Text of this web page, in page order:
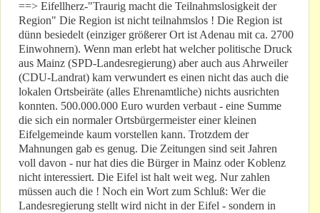
==> Eifellherz-"Traurig macht die Teilnahmslosigkeit der
Region" Die Region ist nicht teilnahmslos ! Die Region ist
dünn besiedelt (einziger größerer Ort ist Adenau mit ca. 2700
Einwohnern). Wenn man erlebt hat welcher politische Druck
aus Mainz (SPD-Landesregierung) aber auch aus Ahrweiler
(CDU-Landrat) kam verwundert es einen nicht das auch die
lokalen Ortsbeiräte (alles Ehrenamtliche) nichts ausrichten
konnten. 500.000.000 Euro wurden verbaut - eine Summe
die sich ein normaler Ortsbürgermeister einer kleinen
Eifelgemeinde kaum vorstellen kann. Trotzdem der
Mahnungen gab es genug. Die Zeitungen sind seit Jahren
voll davon - nur hat dies die Bürger in Mainz oder Koblenz
nicht interessiert. Die Eifel ist halt weit weg. Nur zahlen
müssen auch die ! Noch ein Wort zum Schluß: Wer die
Landesregierung stellt wird nicht in der Eifel - sondern in